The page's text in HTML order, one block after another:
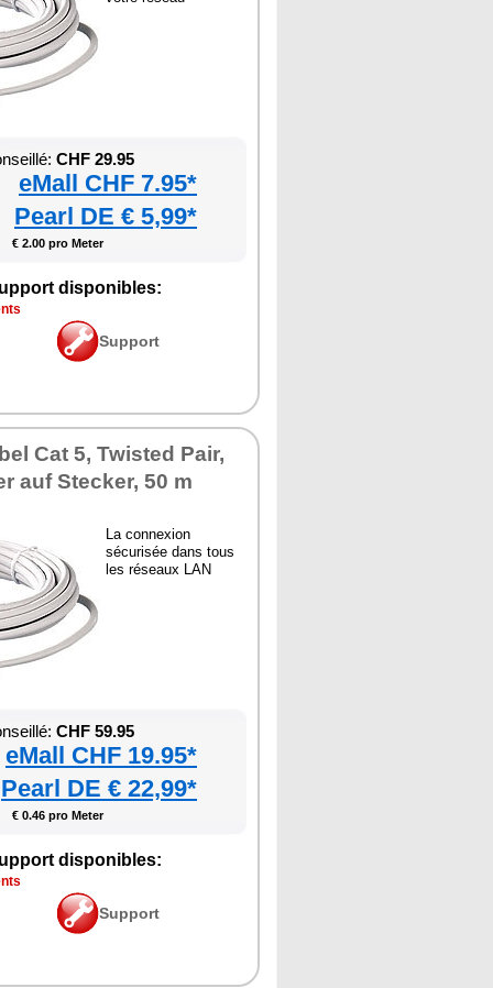
CHF 29.95
eMall CHF 7.95*
Pearl DE € 5,99*
€ 2.00 pro Meter
disponibles:
Support
Cat 5, Twisted Pair,
auf Stecker, 50 m
La connexion
sécurisée dans tous
les réseaux LAN
CHF 59.95
eMall CHF 19.95*
Pearl DE € 22,99*
€ 0.46 pro Meter
disponibles:
Support